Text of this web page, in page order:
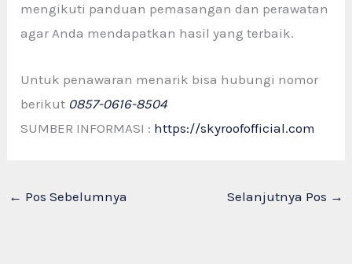
mengikuti panduan pemasangan dan perawatan
agar Anda mendapatkan hasil yang terbaik.
Untuk penawaran menarik bisa hubungi nomor
berikut 0857-0616-8504
SUMBER INFORMASI : https://skyroofofficial.com
← Pos Sebelumnya Selanjutnya Pos →